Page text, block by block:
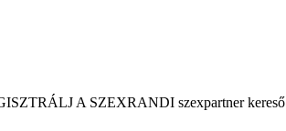
A SZEXRANDI szexpartner kereső